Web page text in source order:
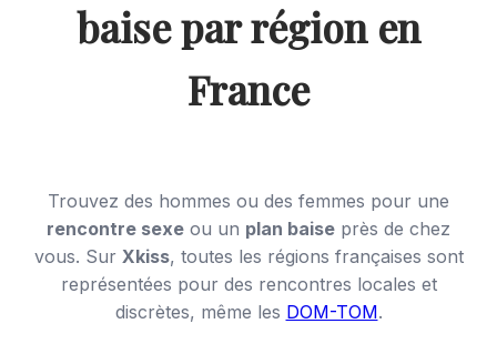
baise par région en
France
Trouvez des hommes ou des femmes pour une
rencontre sexe ou un plan baise près de chez
vous. Sur Xkiss, toutes les régions françaises sont
représentées pour des rencontres locales et
discrètes, même les DOM-TOM.